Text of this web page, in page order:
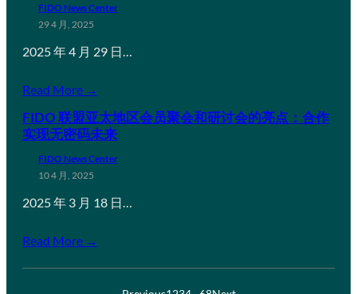
FIDO News Center
29 4 月, 2025
2025 年 4 月 29 日…
Read More →
FIDO 联盟亚太地区会员聚会和研讨会的亮点：合作
实现无密码未来
FIDO News Center
10 4 月, 2025
2025 年 3 月 18 日…
Read More →